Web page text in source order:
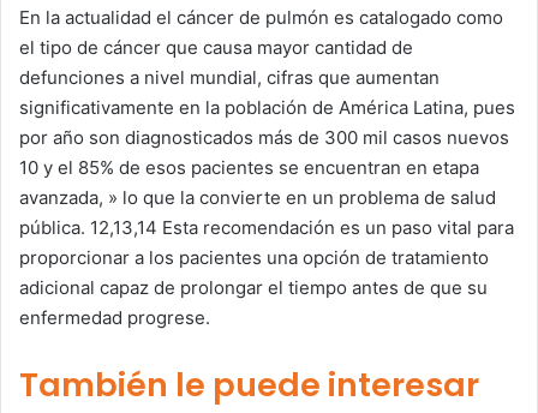
En la actualidad el cáncer de pulmón es catalogado como
el tipo de cáncer que causa mayor cantidad de
defunciones a nivel mundial, cifras que aumentan
significativamente en la población de América Latina, pues
por año son diagnosticados más de 300 mil casos nuevos
10 y el 85% de esos pacientes se encuentran en etapa
avanzada, » lo que la convierte en un problema de salud
pública. 12,13,14 Esta recomendación es un paso vital para
proporcionar a los pacientes una opción de tratamiento
adicional capaz de prolongar el tiempo antes de que su
enfermedad progrese.
También le puede interesar